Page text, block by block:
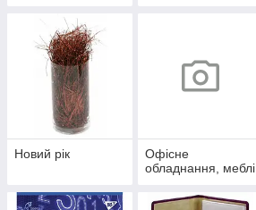
Новий рік
Офісне
обладнання, меблі